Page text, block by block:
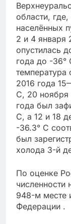
области,
населённых
2 и 4 января
опустилась
года до -36°
2016 года
С, 20 ноября
года был
С, а 12 и 18
-36.3° С
был
холода 3-й
По оценке
численности
948-м месте
Федерации .